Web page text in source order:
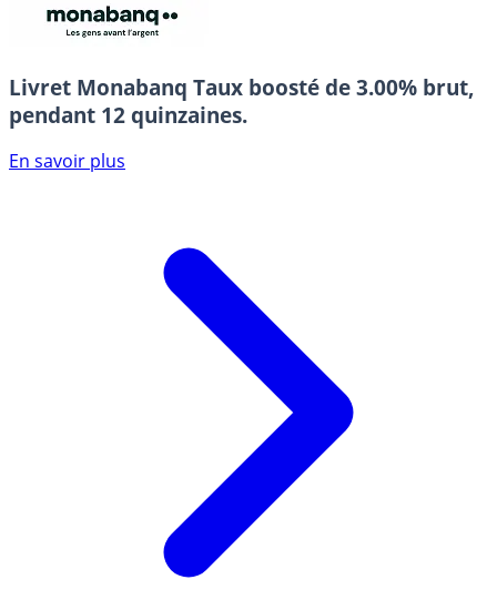
Livret Monabanq Taux boosté de 3.00% brut,
pendant 12 quinzaines.
En savoir plus